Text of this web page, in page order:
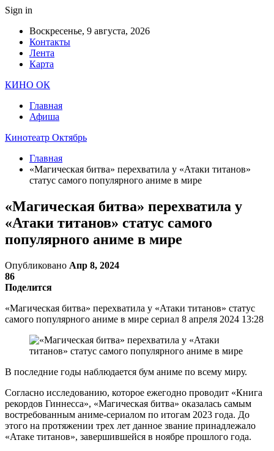
Sign in
Воскресенье, 9 августа, 2026
Контакты
Лента
Карта
КИНО ОК
Главная
Афиша
Кинотеатр Октябрь
Главная
«Магическая битва» перехватила у «Атаки титанов»
статус самого популярного аниме в мире
«Магическая битва» перехватила у
«Атаки титанов» статус самого
популярного аниме в мире
Опубликовано Апр 8, 2024
86
Поделится
«Магическая битва» перехватила у «Атаки титанов» статус
самого популярного аниме в мире сериал 8 апреля 2024 13:28
В последние годы наблюдается бум аниме по всему миру.
Согласно исследованию, которое ежегодно проводит «Книга
рекордов Гиннесса», «Магическая битва» оказалась самым
востребованным аниме-сериалом по итогам 2023 года. До
этого на протяжении трех лет данное звание принадлежало
«Атаке титанов», завершившейся в ноябре прошлого года.